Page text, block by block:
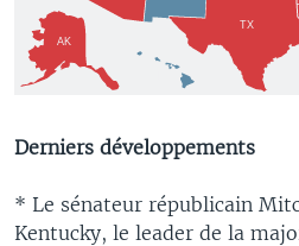
Derniers développements
* Le sénateur républicain
Kentucky, le leader de la